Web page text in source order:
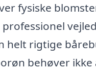
fysiske
rigtige
behøver